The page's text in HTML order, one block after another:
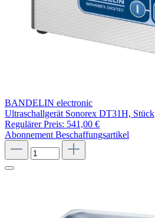
BANDELIN electronic
Ultraschallgerät Sonorex DT31H, Stück
Regulärer Preis: 541,00 €
Abonnement Beschaffungsartikel